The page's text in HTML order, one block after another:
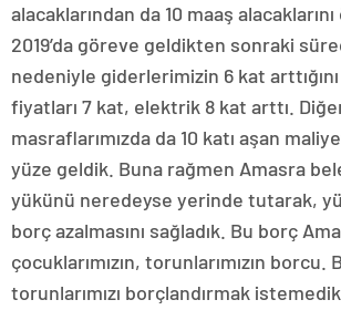
alacaklarından da 10 maaş
2019’da göreve geldikten sonraki
nedeniyle giderlerimizin 6 kat
fiyatları 7 kat, elektrik 8 kat arttı.
masraflarımızda da 10 katı aşan
yüze geldik. Buna rağmen Amasra
yükünü neredeyse yerinde tutarak,
borç azalmasını sağladık. Bu borç
çocuklarımızın, torunlarımızın borcu.
torunlarımızı borçlandırmak